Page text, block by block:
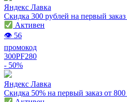
Яндекс Лавка
Скидка 300 рублей на первый
Активен
👁 56
промокод
300PF280
- 50%
Яндекс Лавка
Скидка 50% на первый заказ от